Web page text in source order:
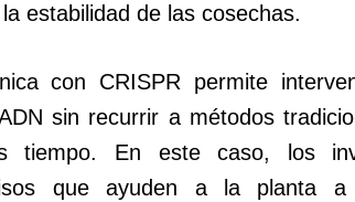
estabilidad de las cosechas.
con CRISPR permite
sin recurrir a métodos
tiempo. En este caso, los
que ayuden a la planta